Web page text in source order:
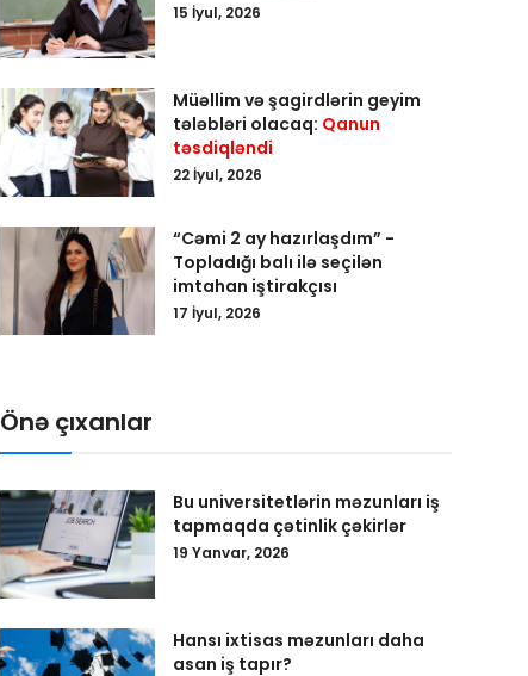
15 İyul, 2026
Müəllim və şagirdlərin geyim
tələbləri olacaq: Qanun
təsdiqləndi
22 İyul, 2026
“Cəmi 2 ay hazırlaşdım” -
Topladığı balı ilə seçilən
imtahan iştirakçısı
17 İyul, 2026
Önə çıxanlar
Bu universitetlərin məzunları iş
tapmaqda çətinlik çəkirlər
19 Yanvar, 2026
Hansı ixtisas məzunları daha
asan iş tapır?